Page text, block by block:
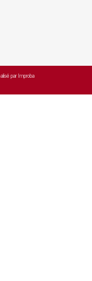
par Improba